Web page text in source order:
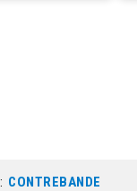
CONTREBANDE